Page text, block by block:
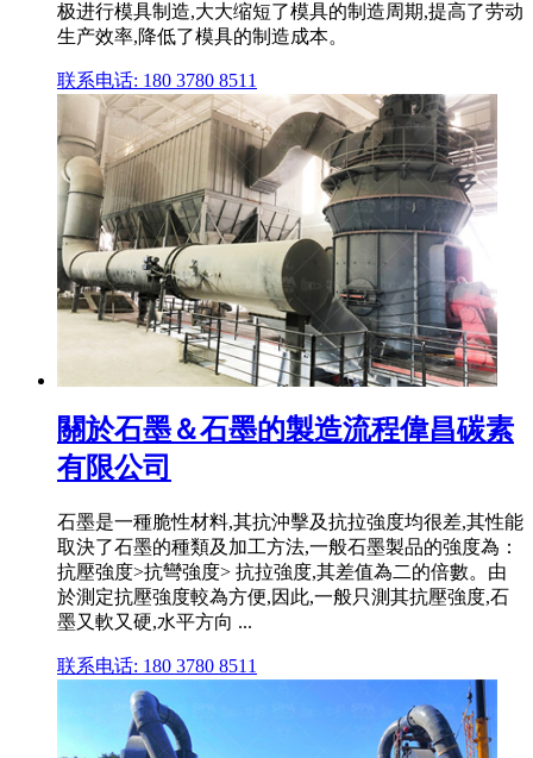
极进行模具制造,大大缩短了模具的制造周期,提高了劳动
生产效率,降低了模具的制造成本。
联系电话: 180 3780 8511
關於石墨＆石墨的製造流程偉昌碳素
有限公司
石墨是一種脆性材料,其抗沖擊及抗拉強度均很差,其性能
取決了石墨的種類及加工方法,一般石墨製品的強度為：
抗壓強度>抗彎強度> 抗拉強度,其差值為二的倍數。由
於測定抗壓強度較為方便,因此,一般只測其抗壓強度,石
墨又軟又硬,水平方向 ...
联系电话: 180 3780 8511